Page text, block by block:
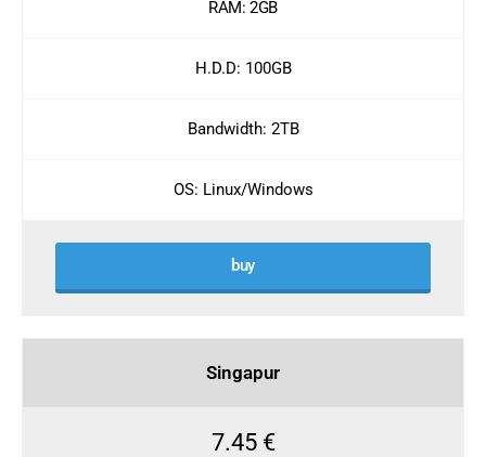
RAM: 2GB
H.D.D: 100GB
Bandwidth: 2TB
OS: Linux/Windows
buy
Singapur
7.45 €